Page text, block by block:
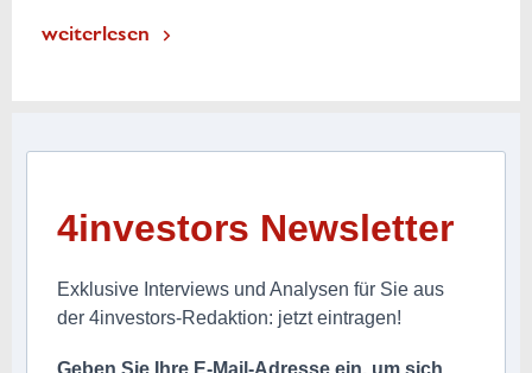
weiterlesen
4investors Newsletter
Exklusive Interviews und Analysen für Sie aus
der 4investors-Redaktion: jetzt eintragen!
Geben Sie Ihre E-Mail-Adresse ein, um sich